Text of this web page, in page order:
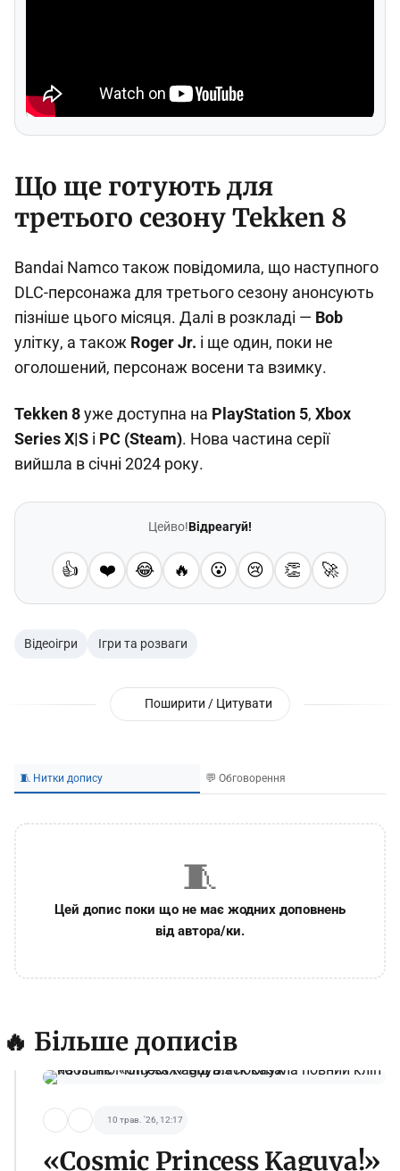
Що ще готують для
третього сезону Tekken 8
Bandai Namco також повідомила, що наступного
DLC-персонажа для третього сезону анонсують
пізніше цього місяця. Далі в розкладі — Bob
улітку, а також Roger Jr. і ще один, поки не
оголошений, персонаж восени та взимку.
Tekken 8уже доступна на PlayStation 5, Xbox
Series X|S і PC (Steam). Нова частина серії
вийшла в січні 2024 року.
Цейво!Відреагуй!
👍 ❤️ 😂 🔥 😮 😢 👏 🚀
Відеоігри Ігри та розваги
Поширити / Цитувати
🧵 Нитки допису 💬 Обговорення
🧵
Цей допис поки що не має жодних доповнень
від автора/ки.
🔥 Більше дописів
10 трав. '26, 12:17
«Cosmic Princess Kaguya!»